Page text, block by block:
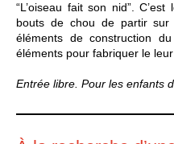
“L’oiseau fait son nid”.
bouts de chou de partir sur
éléments de construction
éléments pour fabriquer le
Entrée libre. Pour les enfants